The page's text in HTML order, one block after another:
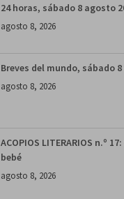
24 horas, sábado 8 agosto
agosto 8, 2026
Breves del mundo, sábado
agosto 8, 2026
ACOPIOS LITERARIOS n.º
bebé
agosto 8, 2026